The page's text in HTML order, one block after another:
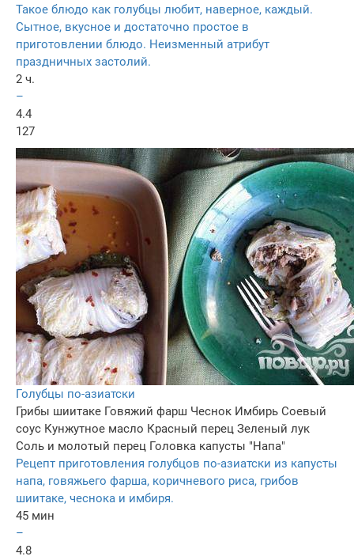
Такое блюдо как голубцы любит, наверное, каждый.
Сытное, вкусное и достаточно простое в
приготовлении блюдо. Неизменный атрибут
праздничных застолий.
2 ч.
–
4.4
127
Голубцы по-азиатски
Грибы шиитаке Говяжий фарш Чеснок Имбирь Соевый
соус Кунжутное масло Красный перец Зеленый лук
Соль и молотый перец Головка капусты "Напа"
Рецепт приготовления голубцов по-азиатски из капусты
напа, говяжьего фарша, коричневого риса, грибов
шиитаке, чеснока и имбиря.
45 мин
–
4.8